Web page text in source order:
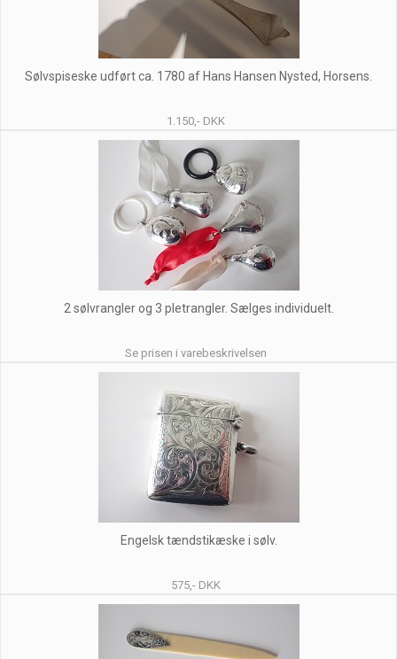
Sølvspiseske udført ca. 1780 af Hans Hansen Nysted, Horsens.
1.150,- DKK
2 sølvrangler og 3 pletrangler. Sælges individuelt.
Se prisen i varebeskrivelsen
Engelsk tændstikæske i sølv.
575,- DKK